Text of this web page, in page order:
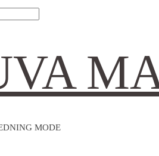
MODE